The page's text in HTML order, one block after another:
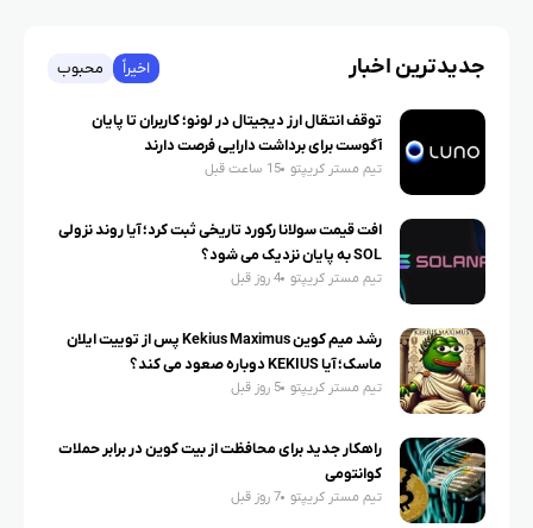
جدیدترین اخبار اخیراً محبوب
توقف انتقال ارز دیجیتال در لونو؛ کاربران تا پایان
آگوست برای برداشت دارایی فرصت دارند
تیم مستر کریپتو 15 ساعت قبل
افت قیمت سولانا رکورد تاریخی ثبت کرد؛ آیا روند نزولی
SOL به پایان نزدیک می شود؟
تیم مستر کریپتو 4 روز قبل
رشد میم کوین Kekius Maximus پس از توییت ایلان
ماسک؛ آیا KEKIUS دوباره صعود می کند؟
تیم مستر کریپتو 5 روز قبل
راهکار جدید برای محافظت از بیت کوین در برابر حملات
کوانتومی
تیم مستر کریپتو 7 روز قبل